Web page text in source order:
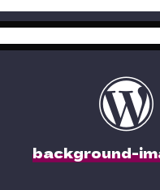
background-